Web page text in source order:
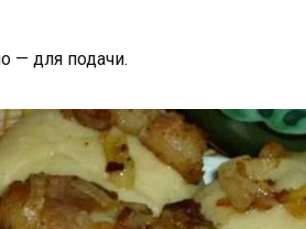
— для подачи.